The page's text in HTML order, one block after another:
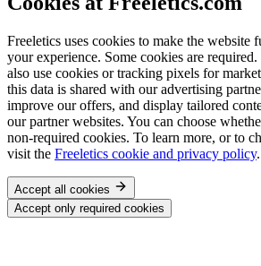
Freeletics uses cookies to make the website
your experience. Some cookies are
also use cookies or tracking pixels for
this data is shared with our advertising
improve our offers, and display tailored
our partner websites. You can choose
non-required cookies. To learn more, or to
visit the Freeletics cookie and privacy policy.
Accept all cookies
Accept only required cookies